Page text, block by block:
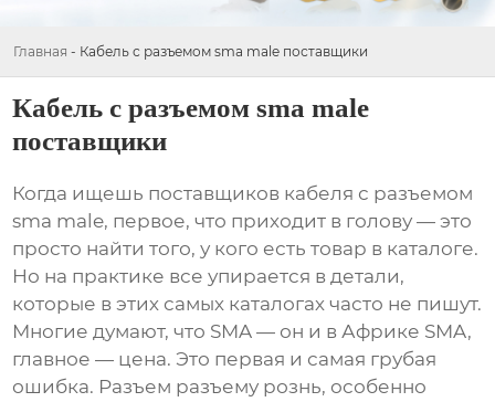
Главная - Кабель с разъемом sma male поставщики
Кабель с разъемом sma male
поставщики
Когда ищешь поставщиков кабеля с разъемом
sma male, первое, что приходит в голову — это
просто найти того, у кого есть товар в каталоге.
Но на практике все упирается в детали,
которые в этих самых каталогах часто не пишут.
Многие думают, что SMA — он и в Африке SMA,
главное — цена. Это первая и самая грубая
ошибка. Разъем разъему рознь, особенно